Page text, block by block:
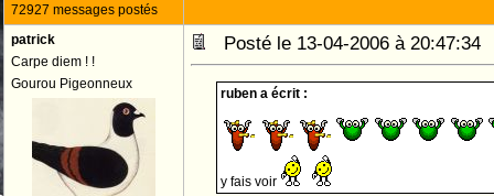
72927 messages postés
patrick
Carpe diem ! !
Gourou Pigeonneux
Posté le 13-04-2006 à
ruben a écrit :
y fais voir